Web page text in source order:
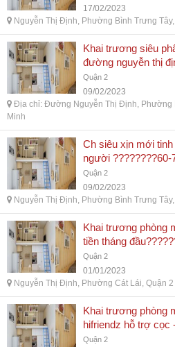
đức), tphcm
17/02/2023
Nguyễn Thị Định, Phường Bình Trưng
Khai trương siêu
đường nguyễn thị
quận 2, hồ chí minh
Quận 2
09/02/2023
Địa chỉ: Đường Nguyễn Thị Định, Phường
Minh
Ch siêu xịn mới
người ????????60-
phường bình trưng
tphcm
Quận 2
09/02/2023
Nguyễn Thị Định, Phường Bình Trưng
Khai trương phòng
tiền tháng
phường cát lái,
Quận 2
01/01/2023
Nguyễn Thị Định, Phường Cát Lái, Quận 2
Khai trương phòng
hifriendz hỗ trợ cọc
cát lái, quận 2 (tp.
Quận 2